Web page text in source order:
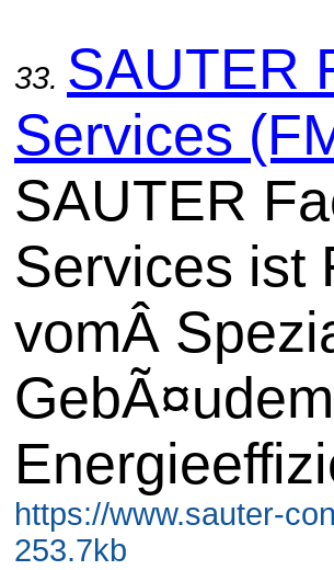
33. SAUTER
Services
SAUTER
Services ist
vomÂ
https://www.sauter-
253.7kb